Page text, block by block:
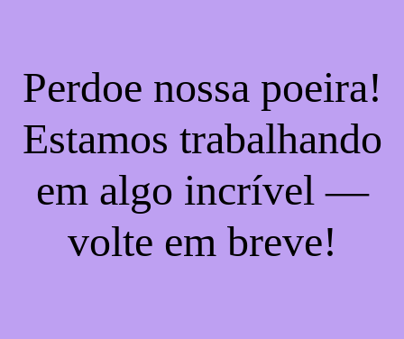
Perdoe nossa poeira!
Estamos trabalhando
em algo incrível —
volte em breve!